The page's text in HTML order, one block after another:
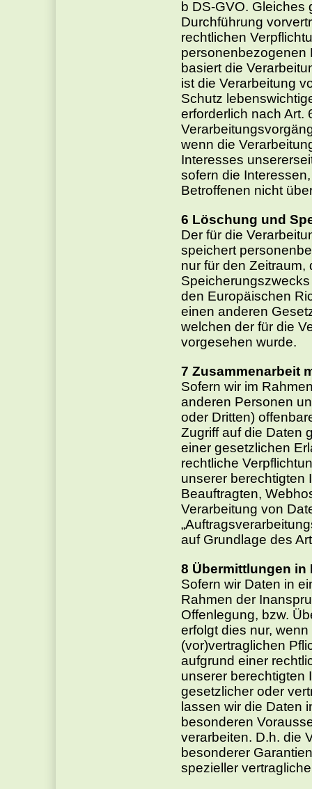
b DS-GVO. Gleiches
Durchführung
rechtlichen
personenbezogenen
basiert die
ist die Verarbeitung
Schutz
erforderlich nach Art.
wenn die
Interesses
sofern die
Betroffenen nicht
Löschung und
Der für die
speichert
nur für den
den Europäischen
einen anderen
welchen der für die
vorgesehen wurde.
Zusammenarbeit
Sofern wir im
anderen Personen
oder Dritten)
Zugriff auf die Daten
einer gesetzlichen
rechtliche
unserer berechtigten
Beauftragten,
Verarbeitung von
auf Grundlage des
Übermittlungen in
Sofern wir Daten in
Rahmen der
Offenlegung, bzw.
erfolgt dies nur,
(vor)vertraglichen
aufgrund einer
unserer berechtigten
gesetzlicher oder
lassen wir die Daten
besonderen
verarbeiten. D.h. die
besonderer
spezieller